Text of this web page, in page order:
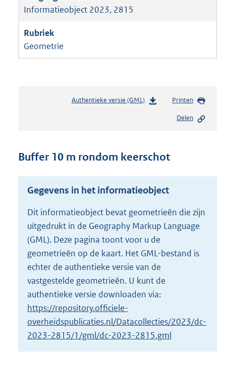
Informatieobject 2023, 2815
Geometrie
Authentieke versie (GML)b
n
s
r
o
t
t
e
7
4
2
Printen
Delen
Buffer 10 m rondom keerschot
Gegevens in het informatieobject
Dit informatieobject bevat geometrieën die zijn
uitgedrukt in de Geography Markup Language
(GML). Deze pagina toont voor u de
geometrieën op de kaart. Het GML-bestand is
echter de authentieke versie van de
vastgestelde geometrieën. U kunt de
authentieke versie downloaden via:
https://repository.officiele-
overheidspublicaties.nl/Datacollecties/2023/dc-
2023-2815/1/gml/dc-2023-2815.gml